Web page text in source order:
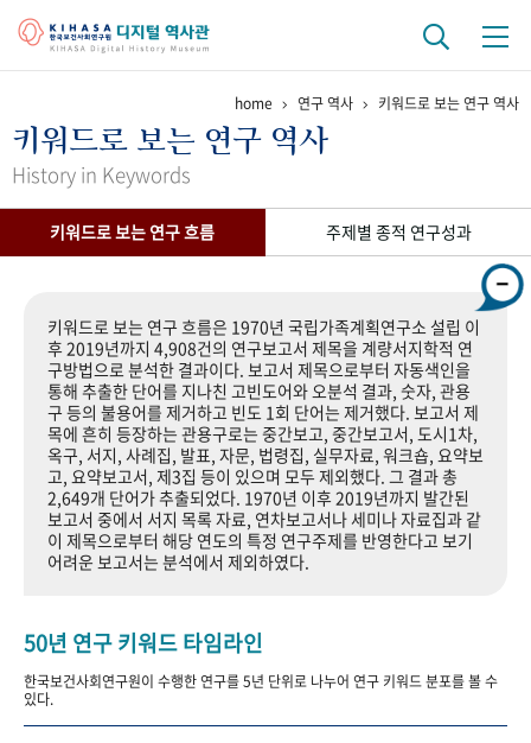
걸어온 길 기관 변천사 역대 기관장
연구 역사
기록물 아카이브
사진 아카이브 문서 기록물 행정박물 영상 기록물
+1주년 기념
성과 50선 숫자로 보는 50년 50+1주년 광장
세계와 함께 한 KIHASA
VR 역사관
home 연구 역사 키워드로 보는 연구 역사
키워드로 보는 연구 역사
History in Keywords
키워드로 보는 연구 흐름 주제별 종적 연구성과
키워드로 보는 연구 흐름은 1970년 국립가족계획연구소 설립 이
후 2019년까지 4,908건의 연구보고서 제목을 계량서지학적 연
구방법으로 분석한 결과이다. 보고서 제목으로부터 자동색인을
통해 추출한 단어를 지나친 고빈도어와 오분석 결과, 숫자, 관용
구 등의 불용어를 제거하고 빈도 1회 단어는 제거했다. 보고서 제
목에 흔히 등장하는 관용구로는 중간보고, 중간보고서, 도시1차,
옥구, 서지, 사례집, 발표, 자문, 법령집, 실무자료, 워크숍, 요약보
고, 요약보고서, 제3집 등이 있으며 모두 제외했다. 그 결과 총
2,649개 단어가 추출되었다. 1970년 이후 2019년까지 발간된
보고서 중에서 서지 목록 자료, 연차보고서나 세미나 자료집과 같
이 제목으로부터 해당 연도의 특정 연구주제를 반영한다고 보기
어려운 보고서는 분석에서 제외하였다.
50년 연구 키워드 타임라인
한국보건사회연구원이 수행한 연구를 5년 단위로 나누어 연구 키워드 분포를 볼 수
있다.